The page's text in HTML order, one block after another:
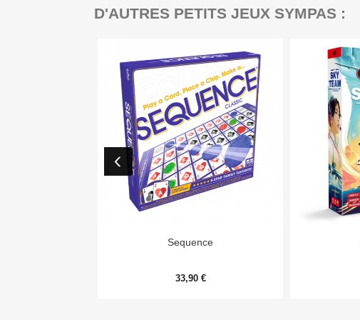
D'AUTRES PETITS JEUX SYMPAS :
Aperçu rapide
Sequence
33,90 €